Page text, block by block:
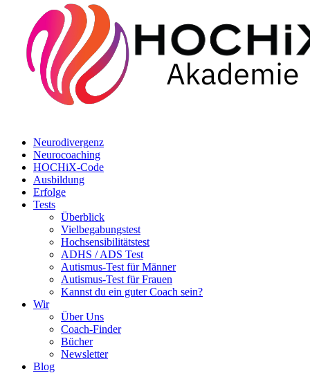
Neurodivergenz
Neurocoaching
HOCHiX-Code
Ausbildung
Erfolge
Tests
Überblick
Vielbegabungstest
Hochsensibilitätstest
ADHS / ADS Test
Autismus-Test für Männer
Autismus-Test für Frauen
Kannst du ein guter Coach sein?
Wir
Über Uns
Coach-Finder
Bücher
Newsletter
Blog